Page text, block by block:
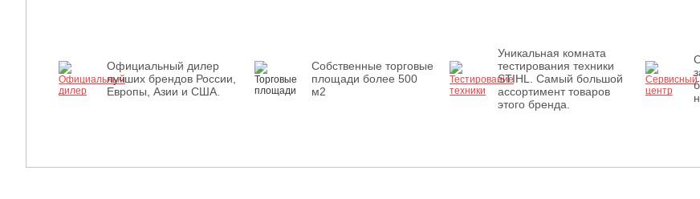
Официальный дилер
лучших брендов России,
Европы, Азии и США.
Собственные торговые
площади более 500
м2
Уникальная комната
тестирования техники
STIHL. Самый большой
ассортимент товаров
этого бренда.